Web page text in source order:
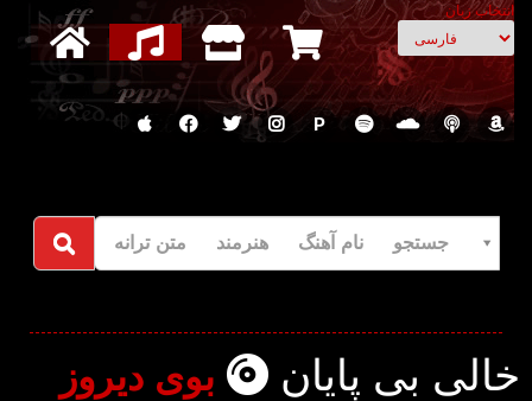
انتخاب زبان
P
جستجو نام آهنگ هنرمند متن ترانه
خالی بی پایان بوی دیروز